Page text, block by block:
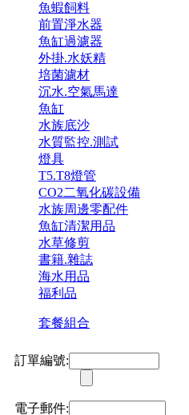
魚蝦飼料
前置淨水器
魚缸過濾器
外掛.水妖精
培菌濾材
沉水.空氣馬達
魚缸
水族底沙
水質監控.測試
燈具
T5.T8燈管
CO2二氧化碳設備
水族周邊零配件
魚缸清潔用品
水草修剪
書籍.雜誌
海水用品
福利品
套餐組合
訂單編號:
電子郵件: